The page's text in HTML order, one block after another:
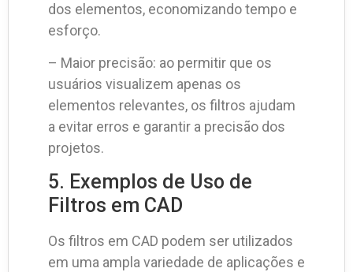
dos elementos, economizando tempo e
esforço.
– Maior precisão: ao permitir que os
usuários visualizem apenas os
elementos relevantes, os filtros ajudam
a evitar erros e garantir a precisão dos
projetos.
5. Exemplos de Uso de
Filtros em CAD
Os filtros em CAD podem ser utilizados
em uma ampla variedade de aplicações e